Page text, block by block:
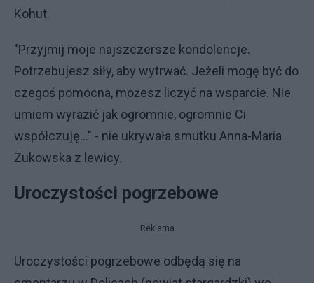
Kohut.
"Przyjmij moje najszczersze kondolencje.
Potrzebujesz siły, aby wytrwać. Jeżeli mogę być do
czegoś pomocna, możesz liczyć na wsparcie. Nie
umiem wyrazić jak ogromnie, ogromnie Ci
współczuję…" - nie ukrywała smutku Anna-Maria
Żukowska z lewicy.
Uroczystości pogrzebowe
Reklama
Uroczystości pogrzebowe odbędą się na